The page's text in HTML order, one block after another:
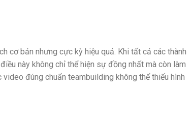
cơ bản nhưng cực kỳ hiệu quả. Khi tất cả các thành
này không chỉ thể hiện sự đồng nhất mà còn làm
đúng chuẩn teambuilding không thể thiếu hình